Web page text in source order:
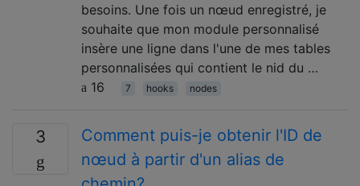
besoins. Une fois un nœud enregistré, je
souhaite que mon module personnalisé
insère une ligne dans l'une de mes tables
personnalisées qui contient le nid du …
16
7 hooks nodes
3
Comment puis-je obtenir l'ID de
nœud à partir d'un alias de